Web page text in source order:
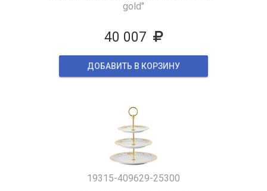
gold"
40 007
ДОБАВИТЬ В КОРЗИНУ
19315-409629-25300